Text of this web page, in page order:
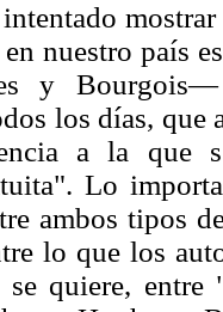
nuestro país
y
los días, que
a la que
Lo
ambos tipos
lo que los
quiere, entre